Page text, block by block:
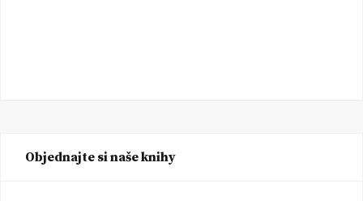
Objednajte si naše knihy